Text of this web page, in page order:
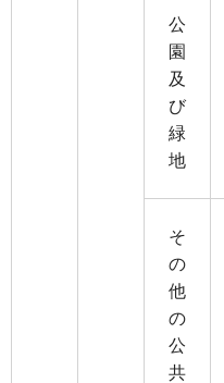
公
園
及
び
緑
地
そ
の
他
の
公
共